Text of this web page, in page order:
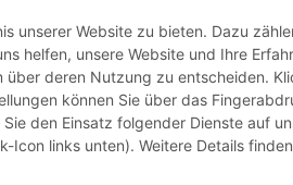
unserer Website zu bieten. Dazu
helfen, unsere Website und Ihre
deren Nutzung zu entscheiden.
können Sie über das
den Einsatz folgender Dienste auf
Icon links unten). Weitere Details